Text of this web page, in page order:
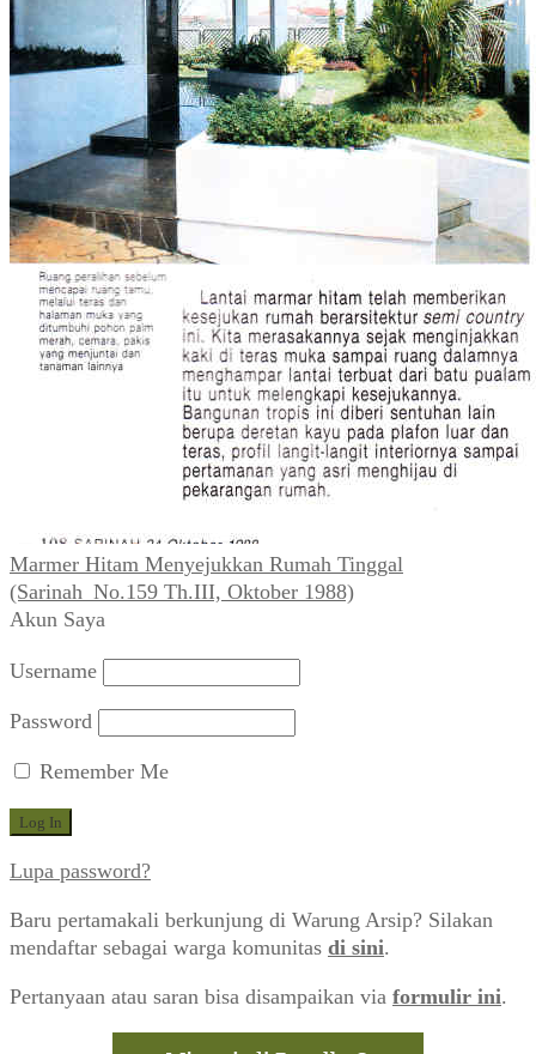
Marmer Hitam Menyejukkan Rumah Tinggal
(Sarinah_No.159 Th.III, Oktober 1988)
Akun Saya
Username
Password
Remember Me
Lupa password?
Baru pertamakali berkunjung di Warung Arsip? Silakan
mendaftar sebagai warga komunitas di sini.
Pertanyaan atau saran bisa disampaikan via formulir ini.